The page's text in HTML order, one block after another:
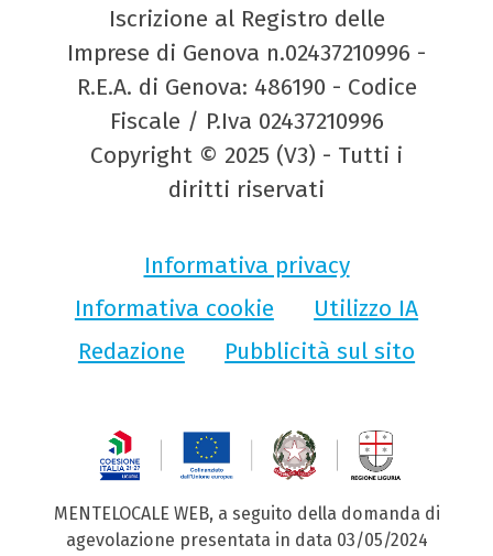
Iscrizione al Registro delle
Imprese di Genova n.02437210996 -
R.E.A. di Genova: 486190 - Codice
Fiscale / P.Iva 02437210996
Copyright © 2025 (V3) - Tutti i
diritti riservati
Informativa privacy
Informativa cookie
Utilizzo IA
Redazione
Pubblicità sul sito
MENTELOCALE WEB, a seguito della domanda di
agevolazione presentata in data 03/05/2024